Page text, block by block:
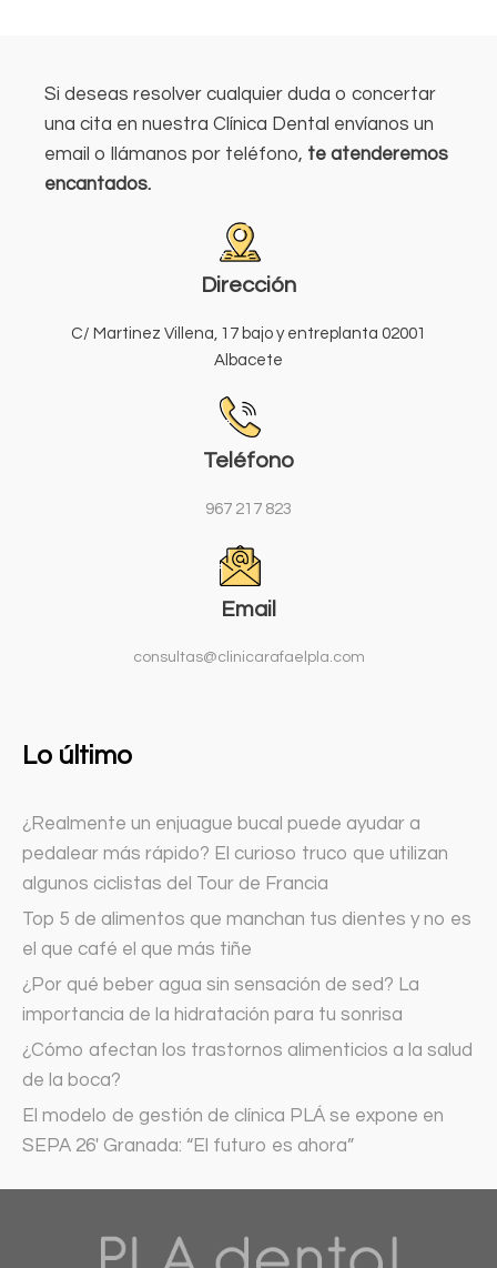
Si deseas resolver cualquier duda o concertar
una cita en nuestra Clínica Dental envíanos un
email o llámanos por teléfono, te atenderemos
encantados.
Dirección
C/ Martinez Villena, 17 bajo y entreplanta 02001
Albacete
Teléfono
967 217 823
Email
consultas@clinicarafaelpla.com
Lo último
¿Realmente un enjuague bucal puede ayudar a
pedalear más rápido? El curioso truco que utilizan
algunos ciclistas del Tour de Francia
Top 5 de alimentos que manchan tus dientes y no es
el que café el que más tiñe
¿Por qué beber agua sin sensación de sed? La
importancia de la hidratación para tu sonrisa
¿Cómo afectan los trastornos alimenticios a la salud
de la boca?
El modelo de gestión de clínica PLÁ se expone en
SEPA 26′ Granada: “El futuro es ahora”